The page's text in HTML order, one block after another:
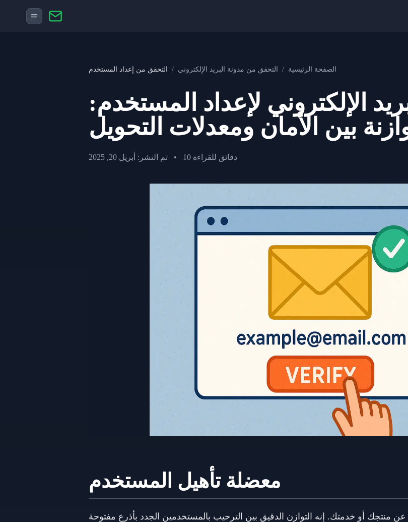
الصفحة الرئيسية / التحقق من مدونة البريد الإلكتروني / التحقق من إعداد المستخدم
الإلكتروني لإعداد المستخدم:
بين الأمان ومعدلات التحويل
تم النشر: أبريل 20, 2025 • 10 دقائق للقراءة
معضلة تأهيل المستخدم
عن منتجك أو خدمتك. إنه التوازن الدقيق بين الترحيب بالمستخدمين الجدد بأذرع مفتوحة